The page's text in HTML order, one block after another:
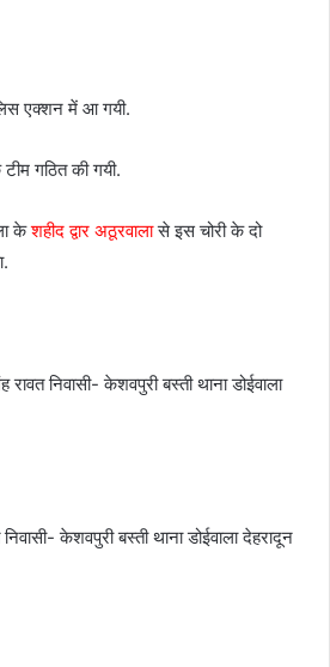
एक्शन में आ गयी.
गठित की गयी.
केशहीद द्वार अठूरवालासे इस चोरी के दो
रावत निवासी- केशवपुरी बस्ती थाना डोईवाला
केशवपुरी बस्ती थाना डोईवाला देहरादून